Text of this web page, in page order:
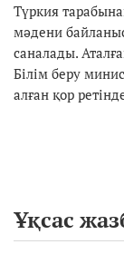
Түркия
мәдени
саналады.
Білім беру
алған қор
Ұқсас